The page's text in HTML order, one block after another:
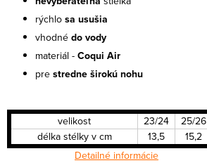
rýchlo sa usušia
vhodné do vody
materiál - Coqui Air
pre stredne širokú nohu
velikost 23/24 25/26
délka stélky v cm
13,5 15,2
Detailné informácie